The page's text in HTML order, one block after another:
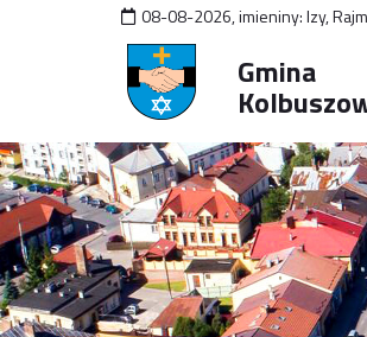
08-08-2026,imieniny:Izy,
Gmina